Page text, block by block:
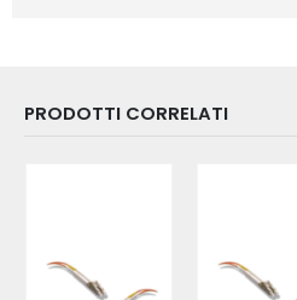
PRODOTTI CORRELATI